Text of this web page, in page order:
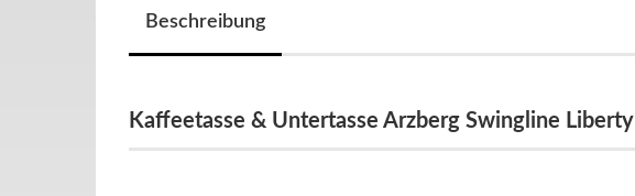
Beschreibung
Kaffeetasse & Untertasse Arzberg Swingline Liberty